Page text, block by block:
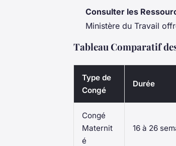
Consulter les
Ministère du Travail
Tableau Comparatif
Type de
Congé
Durée
Congé
Maternit
é
16 à 26